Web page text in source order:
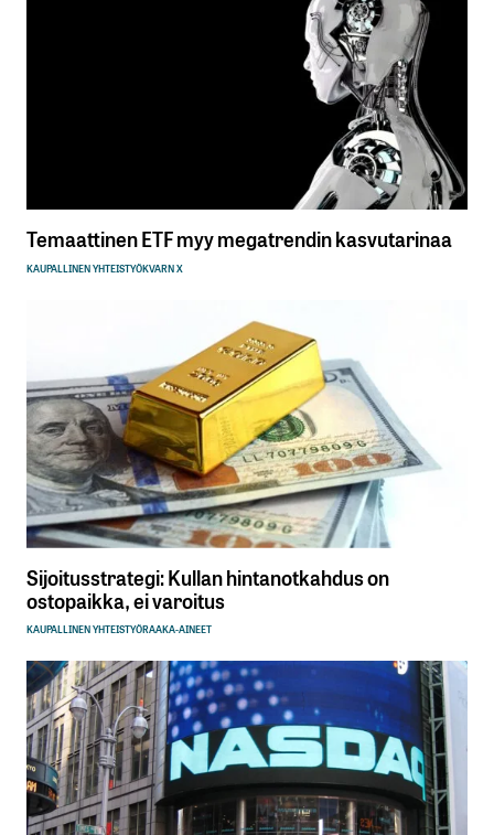
Temaattinen ETF myy megatrendin kasvutarinaa
KAUPALLINEN YHTEISTYÖKVARN X
Sijoitusstrategi: Kullan hintanotkahdus on
ostopaikka, ei varoitus
KAUPALLINEN YHTEISTYÖRAAKA-AINEET